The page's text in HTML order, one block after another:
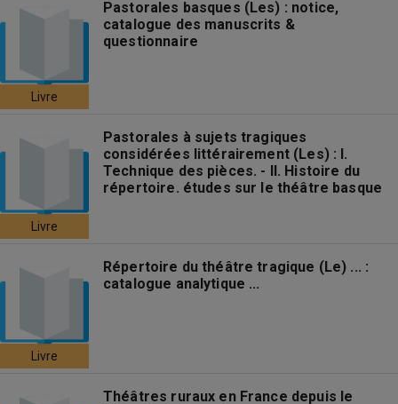
Livre
Pastorales basques (Les) : notice,
catalogue des manuscrits &
questionnaire
Livre
Pastorales à sujets tragiques
considérées littérairement (Les) : I.
Technique des pièces. - II. Histoire du
répertoire. études sur le théâtre basque
Livre
Répertoire du théâtre tragique (Le) ... :
catalogue analytique ...
Théâtres ruraux en France depuis le